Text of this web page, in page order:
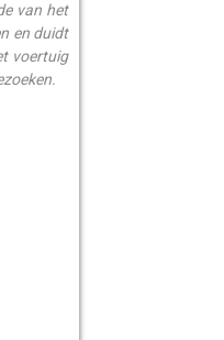
van het
en duidt
voertuig